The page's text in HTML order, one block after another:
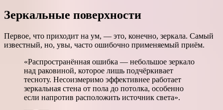
Зеркальные поверхности
Первое, что приходит на ум, — это, конечно, зеркала. Самый
известный, но, увы, часто ошибочно применяемый приём.
«Распространённая ошибка — небольшое зеркало
над раковиной, которое лишь подчёркивает
тесноту. Несоизмеримо эффективнее работает
зеркальная стена от пола до потолка, особенно
если напротив расположить источник света».